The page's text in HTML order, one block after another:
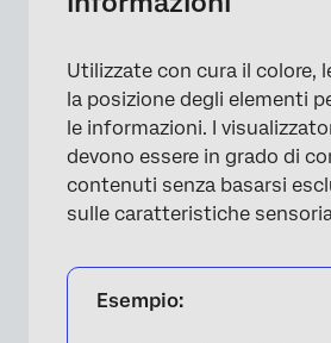
Utilizzate con cura il colore,
la posizione degli elementi
le informazioni. I
devono essere in grado di
contenuti senza basarsi
sulle caratteristiche
Esempio: